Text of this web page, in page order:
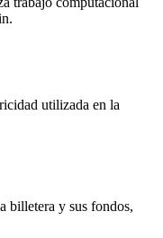
utilizada en la
billetera y sus fondos,